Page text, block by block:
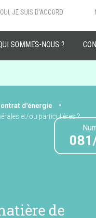
OUI, JE SUIS D'ACCORD
SOMMES-NOUS ?
d'énergie
et/ou particulières ?
de